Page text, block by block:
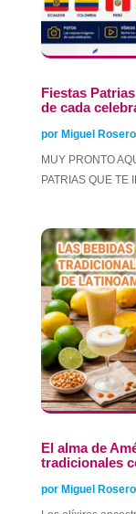
Fiestas
de cada
por Miguel Rosero
MUY PRONTO
PATRIAS QUE TE
El alma de
tradicionales
por Miguel Rosero